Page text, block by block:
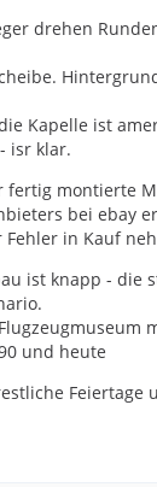
drehen
Kapelle ist
isr klar.
fertig montierte
bei ebay
in Kauf
ist knapp - die
und heute
Feiertage